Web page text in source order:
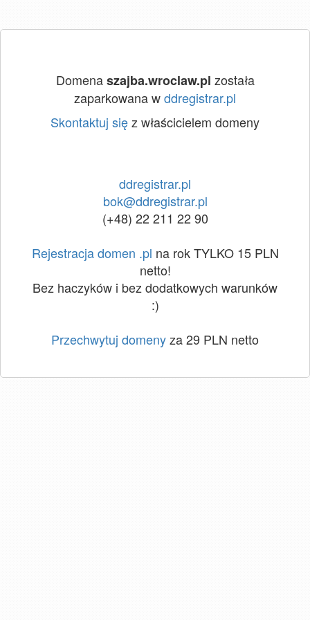
Domenaszajba.wroclaw.pl została
zaparkowana wddregistrar.pl
Skontaktuj sięz właścicielem domeny
ddregistrar.pl
bok@ddregistrar.pl
(+48) 22 211 22 90
Rejestracja domen .pl na rok TYLKO 15 PLN
netto!
Bez haczyków i bez dodatkowych warunków
:)
Przechwytuj domenyza 29 PLN netto